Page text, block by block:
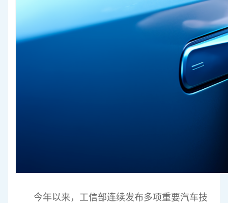
今年以来，工信部连续发布多项重要汽车技